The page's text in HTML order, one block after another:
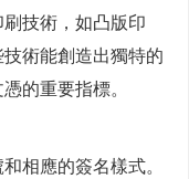
技術，如凸版印
術能創造出獨特的
的重要指標。
相應的簽名樣式。